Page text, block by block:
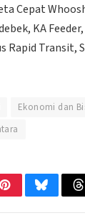
Cepat
KA
Rapid Transit,
Ekonomi dan
PinterestBluesky